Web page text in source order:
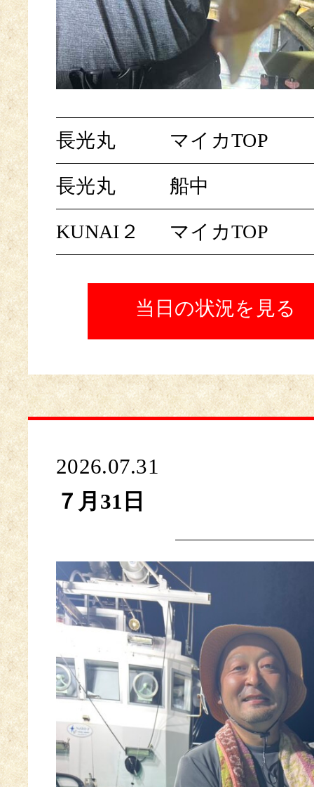
長光丸 マイカTOP
長光丸 船中
KUNAI２ マイカTOP
当日の状況を見る
2026.07.31
７月31日